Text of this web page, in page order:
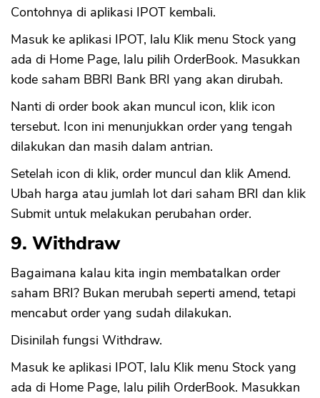
Contohnya di aplikasi IPOT kembali.
Masuk ke aplikasi IPOT, lalu Klik menu Stock yang
ada di Home Page, lalu pilih OrderBook. Masukkan
kode saham BBRI Bank BRI yang akan dirubah.
Nanti di order book akan muncul icon, klik icon
tersebut. Icon ini menunjukkan order yang tengah
dilakukan dan masih dalam antrian.
Setelah icon di klik, order muncul dan klik Amend.
Ubah harga atau jumlah lot dari saham BRI dan klik
Submit untuk melakukan perubahan order.
9. Withdraw
Bagaimana kalau kita ingin membatalkan order
saham BRI? Bukan merubah seperti amend, tetapi
mencabut order yang sudah dilakukan.
Disinilah fungsi Withdraw.
Masuk ke aplikasi IPOT, lalu Klik menu Stock yang
ada di Home Page, lalu pilih OrderBook. Masukkan